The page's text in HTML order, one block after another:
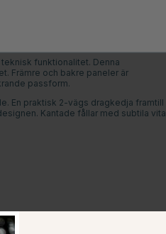
funktionalitet. Denna
Främre och bakre paneler är
passform.
En praktisk 2-vägs dragkedja framtill
Kantade fållar med subtila vita